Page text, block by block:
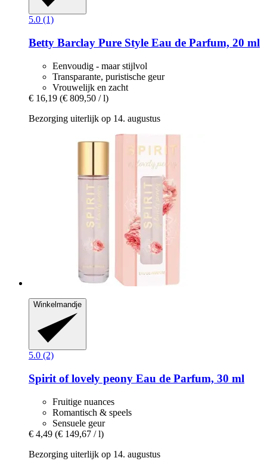
5.0 (1)
Betty Barclay Pure Style Eau de Parfum, 20 ml
Eenvoudig - maar stijlvol
Transparante, puristische geur
Vrouwelijk en zacht
€ 16,19 (€ 809,50 / l)
Bezorging uiterlijk op 14. augustus
Winkelmandje
5.0 (2)
Spirit of lovely peony Eau de Parfum, 30 ml
Fruitige nuances
Romantisch & speels
Sensuele geur
€ 4,49 (€ 149,67 / l)
Bezorging uiterlijk op 14. augustus